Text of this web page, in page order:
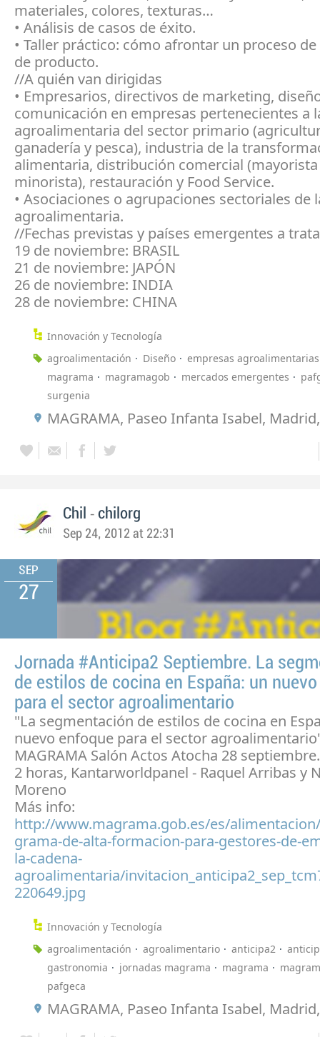
materiales, colores, texturas…
• Análisis de casos de éxito.
• Taller práctico: cómo afrontar un proceso
de producto.
//A quién van dirigidas
• Empresarios, directivos de marketing,
comunicación en empresas pertenecientes a
agroalimentaria del sector primario
ganadería y pesca), industria de la
alimentaria, distribución comercial
minorista), restauración y Food Service.
• Asociaciones o agrupaciones sectoriales de
agroalimentaria.
//Fechas previstas y países emergentes a
19 de noviembre: BRASIL
21 de noviembre: JAPÓN
26 de noviembre: INDIA
28 de noviembre: CHINA
Innovación y Tecnología
agroalimentación
Diseño
empresas
magrama
magramagob mercados emergentes
surgenia
MAGRAMA, Paseo Infanta Isabel,
Chil - chilorg
Sep 24, 2012 at 22:31
SEP
27
Jornada #Anticipa2 Septiembre. La
de estilos de cocina en España: un
para el sector agroalimentario
"La segmentación de estilos de cocina en
nuevo enfoque para el sector
MAGRAMA Salón Actos Atocha 28
2 horas, Kantarworldpanel - Raquel Arribas y
Moreno
Más info:
http://www.magrama.gob.es/es/
grama-de-alta-formacion-para-gestores-de-
la-cadena-
agroalimentaria/
220649.jpg
Innovación y Tecnología
agroalimentación
agroalimentario anticipa2
gastronomia
jornadas magrama magrama
pafgeca
MAGRAMA, Paseo Infanta Isabel,